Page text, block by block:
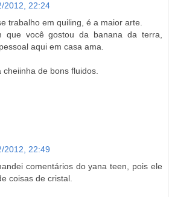
2012, 22:24
trabalho em quiling, é a maior arte.
que você gostou da banana da terra,
aqui em casa ama.
cheiinha de bons fluidos.
2012, 22:49
comentários do yana teen, pois ele
coisas de cristal.